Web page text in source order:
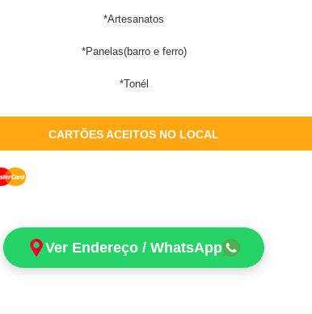
*Artesanatos
*Panelas(barro e ferro)
*Tonél
CARTÕES ACEITOS NO LOCAL
Ver Endereço / WhatsApp